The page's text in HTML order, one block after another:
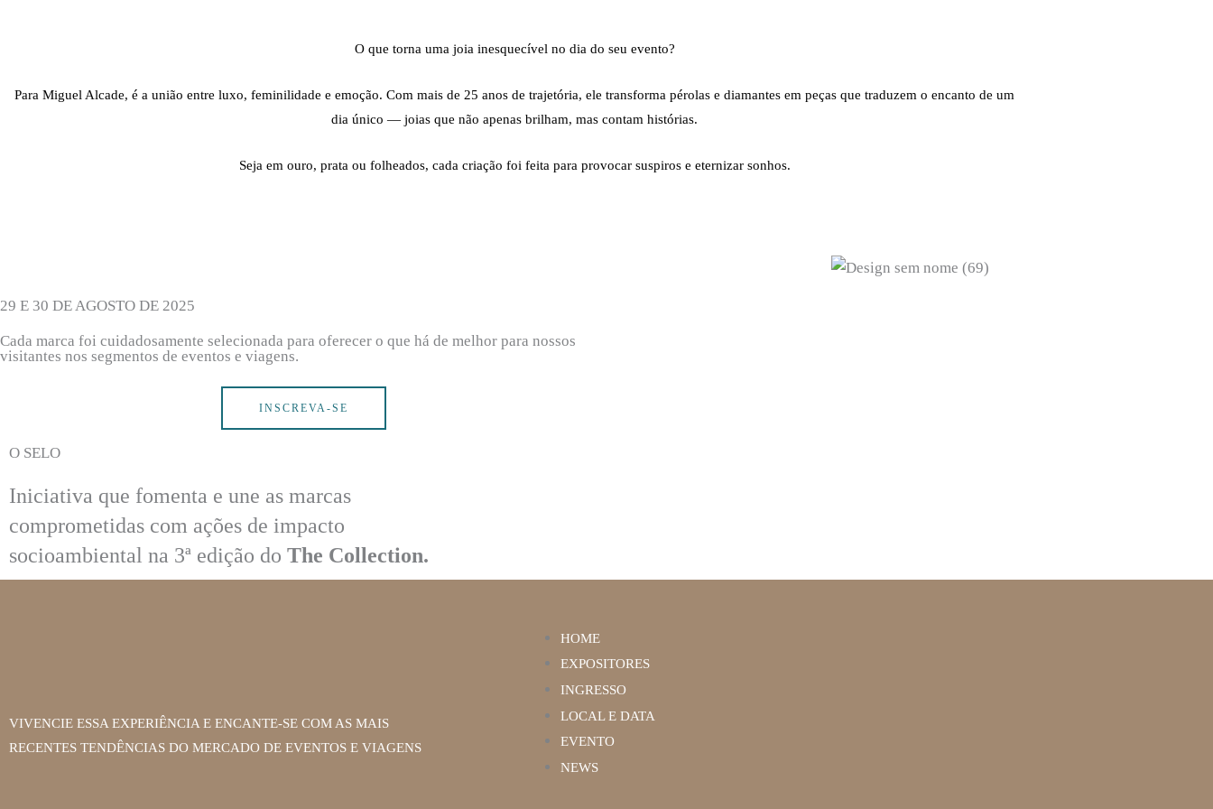
O que torna uma joia inesquecível no dia do seu evento?
Para Miguel Alcade, é a união entre luxo, feminilidade e emoção. Com mais de 25 anos de trajetória, ele transforma pérolas e diamantes em peças que traduzem o encanto de um
dia único — joias que não apenas brilham, mas contam histórias.
Seja em ouro, prata ou folheados, cada criação foi feita para provocar suspiros e eternizar sonhos.
29 E 30 DE AGOSTO DE 2025
Cada marca foi cuidadosamente selecionada para oferecer o que há de melhor para nossos
visitantes nos segmentos de eventos e viagens.
INSCREVA-SE
O SELO
Iniciativa que fomenta e une as marcas
comprometidas com ações de impacto
socioambiental na 3ª edição do The Collection.
VIVENCIE ESSA EXPERIÊNCIA E ENCANTE-SE COM AS MAIS
RECENTES TENDÊNCIAS DO MERCADO DE EVENTOS E VIAGENS
HOME
EXPOSITORES
INGRESSO
LOCAL E DATA
EVENTO
NEWS